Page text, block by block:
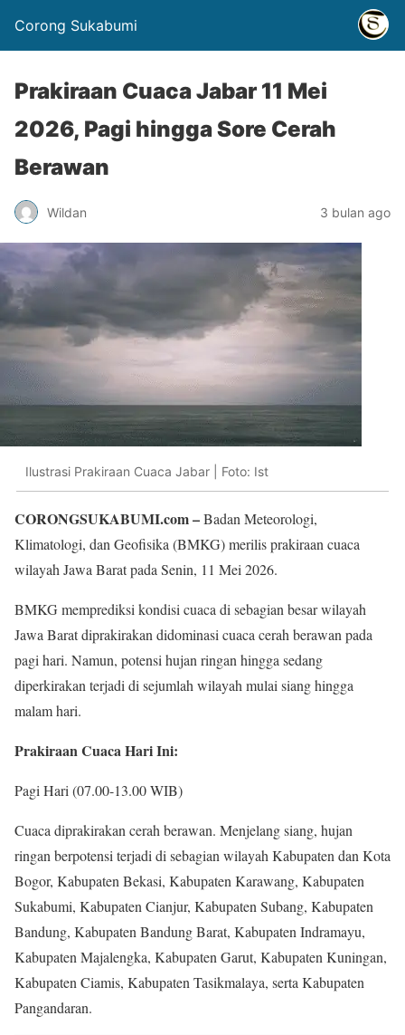
Corong Sukabumi
Prakiraan Cuaca Jabar 11 Mei
2026, Pagi hingga Sore Cerah
Berawan
Wildan 3 bulan ago
Ilustrasi Prakiraan Cuaca Jabar | Foto: Ist
CORONGSUKABUMI.com –Badan Meteorologi,
Klimatologi, dan Geofisika (BMKG) merilis prakiraan cuaca
wilayah Jawa Barat pada Senin, 11 Mei 2026.
BMKG memprediksi kondisi cuaca di sebagian besar wilayah
Jawa Barat diprakirakan didominasi cuaca cerah berawan pada
pagi hari. Namun, potensi hujan ringan hingga sedang
diperkirakan terjadi di sejumlah wilayah mulai siang hingga
malam hari.
Prakiraan Cuaca Hari Ini:
Pagi Hari (07.00-13.00 WIB)
Cuaca diprakirakan cerah berawan. Menjelang siang, hujan
ringan berpotensi terjadi di sebagian wilayah Kabupaten dan Kota
Bogor, Kabupaten Bekasi, Kabupaten Karawang, Kabupaten
Sukabumi, Kabupaten Cianjur, Kabupaten Subang, Kabupaten
Bandung, Kabupaten Bandung Barat, Kabupaten Indramayu,
Kabupaten Majalengka, Kabupaten Garut, Kabupaten Kuningan,
Kabupaten Ciamis, Kabupaten Tasikmalaya, serta Kabupaten
Pangandaran.